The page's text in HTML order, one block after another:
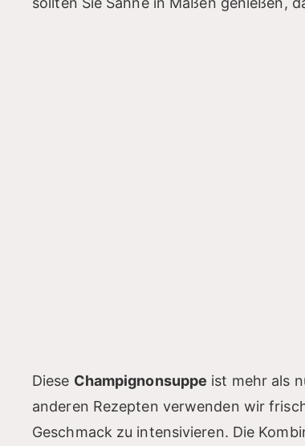
Diese Champignonsuppe ist mehr als
anderen Rezepten verwenden wir
Geschmack zu intensivieren. Die